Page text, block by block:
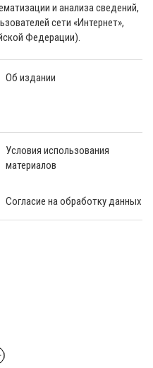
и анализа сведений,
сети «Интернет»,
Федерации).
Об издании
Условия использования
материалов
Согласие на обработку данных